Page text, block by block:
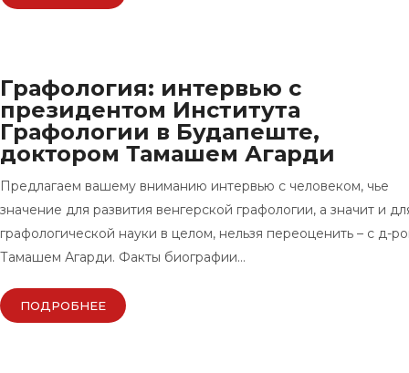
Графология: интервью с
президентом Института
Графологии в Будапеште,
доктором Тамашем Агарди
Предлагаем вашему вниманию интервью с человеком, чье
значение для развития венгерской графологии, а значит и
графологической науки в целом, нельзя переоценить – с д-
Тамашем Агарди. Факты биографии…
ПОДРОБНЕЕ